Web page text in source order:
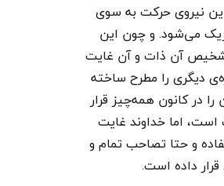
نیروی حرکت به سوی
می‌شود. و چون این
تشخیص آن ذات و آن غایت
دیگری را مطرح ساخته
در کانون همه‌چیز قرار
اما خداوند غایت
و حتا تصاحب تمام و
داده است.